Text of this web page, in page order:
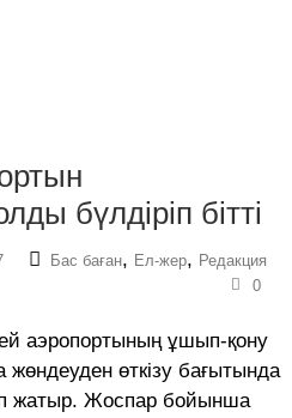
бүлдіріп бітті
Бас баған, Ел-жер, Редакция
0
аэропортының ұшып-қону
жөндеуден өткізу бағытында
жатыр. Жоспар бойынша